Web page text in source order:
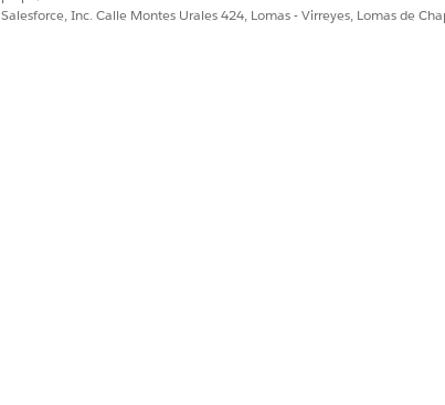
Salesforce, Inc. Calle Montes Urales 424, Lomas - Virreyes, Lomas de